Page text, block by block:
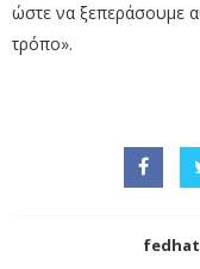
ώστε να ξεπεράσουμε
τρόπο».